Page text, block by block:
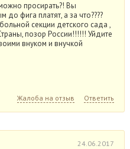
просирать?! Вы
фига платят, а за что????
секции детского сада ,
позор России!!!!!! Уйдите
внуком и внучкой
Жалоба на отзыв Ответить
24.06.2017